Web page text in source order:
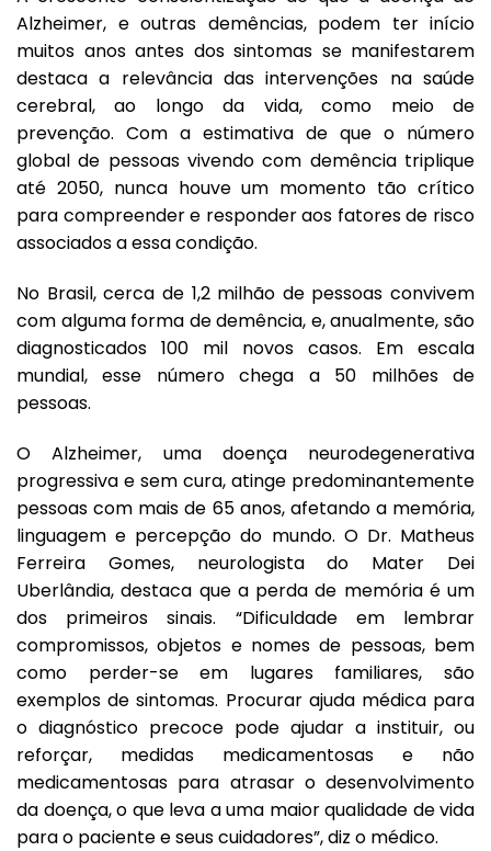
Alzheimer, e outras demências, podem ter início
muitos anos antes dos sintomas se manifestarem
destaca a relevância das intervenções na saúde
cerebral, ao longo da vida, como meio de
prevenção. Com a estimativa de que o número
global de pessoas vivendo com demência triplique
até 2050, nunca houve um momento tão crítico
para compreender e responder aos fatores de risco
associados a essa condição.
No Brasil,cerca de 1,2 milhão de pessoas convivem
com alguma forma de demência, e, anualmente, são
diagnosticados 100 mil novos casos. Em escala
mundial, esse número chega a 50 milhões de
pessoas.
O Alzheimer, uma doença neurodegenerativa
progressiva e sem cura, atinge predominantemente
pessoas com mais de 65 anos, afetando a memória,
linguagem e percepção do mundo. O Dr. Matheus
Ferreira Gomes, neurologista do Mater Dei
Uberlândia, destaca que a perda de memória é um
dos primeiros sinais. “Dificuldade em lembrar
compromissos, objetos e nomes de pessoas, bem
como perder-se em lugares familiares, são
exemplos de sintomas. Procurar ajuda médica para
o diagnóstico precoce pode ajudar a instituir, ou
reforçar, medidas medicamentosas e não
medicamentosas para atrasar o desenvolvimento
da doença, o que leva a uma maior qualidade de vida
para o paciente e seus cuidadores”, diz o médico.